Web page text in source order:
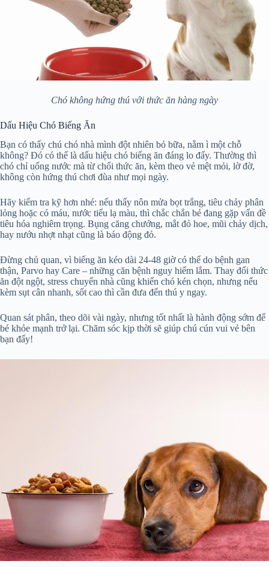
Chó không hứng thú với thức ăn hàng ngày
Dấu Hiệu Chó Biếng Ăn
Bạn có thấy chú chó nhà mình đột nhiên bỏ bữa, nằm ì một chỗ
không? Đó có thể là dấu hiệu chó biếng ăn đáng lo đấy. Thường thì
chó chỉ uống nước mà từ chối thức ăn, kèm theo vẻ mệt mỏi, lờ đờ,
không còn hứng thú chơi đùa như mọi ngày.
Hãy kiểm tra kỹ hơn nhé: nếu thấy nôn mửa bọt trắng, tiêu chảy phân
lỏng hoặc có máu, nước tiểu lạ màu, thì chắc chắn bé đang gặp vấn đề
tiêu hóa nghiêm trọng. Bụng căng chướng, mắt đỏ hoe, mũi chảy dịch,
hay nướu nhợt nhạt cũng là báo động đỏ.
Đừng chủ quan, vì biếng ăn kéo dài 24-48 giờ có thể do bệnh gan
thận, Parvo hay Care – những căn bệnh nguy hiểm lắm. Thay đổi thức
ăn đột ngột, stress chuyển nhà cũng khiến chó kén chọn, nhưng nếu
kèm sụt cân nhanh, sốt cao thì cần đưa đến thú y ngay.
Quan sát phân, theo dõi vài ngày, nhưng tốt nhất là hành động sớm để
bé khỏe mạnh trở lại. Chăm sóc kịp thời sẽ giúp chú cún vui vẻ bên
bạn đấy!